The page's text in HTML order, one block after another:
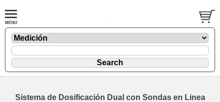
Sistema de Dosificación Dual con Sondas en Linea